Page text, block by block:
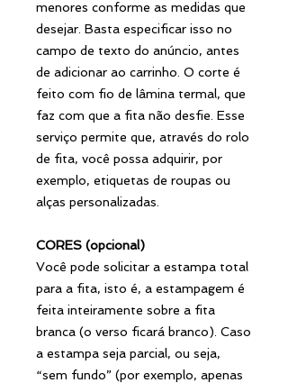
menores conforme as medidas que
desejar. Basta especificar isso no
campo de texto do anúncio, antes
de adicionar ao carrinho. O corte é
feito com fio de lâmina termal, que
faz com que a fita não desfie. Esse
serviço permite que, através do rolo
de fita, você possa adquirir, por
exemplo, etiquetas de roupas ou
alças personalizadas.
CORES (opcional)
Você pode solicitar a estampa total
para a fita, isto é, a estampagem é
feita inteiramente sobre a fita
branca (o verso ficará branco). Caso
a estampa seja parcial, ou seja,
“sem fundo” (por exemplo, apenas